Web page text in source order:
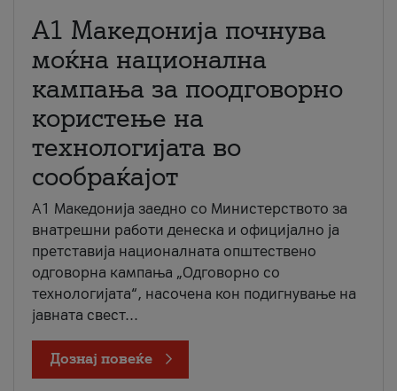
A1 Македонија почнува
моќна национална
кампања за поодговорно
користење на
технологијата во
сообраќајот
A1 Македонија заедно со Министерството за
внатрешни работи денеска и официјално ја
претставија националната општествено
одговорна кампања „Одговорно со
технологијата“, насочена кон подигнување на
јавната свест...
Дознај повеќе